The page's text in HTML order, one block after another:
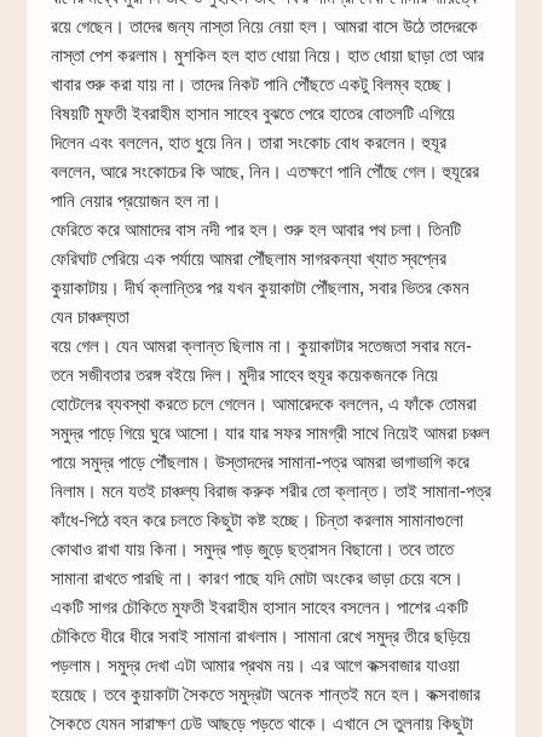
রয়ে গেছেন। তাদের জন্য নাস্তা নিয়ে নেয়া হল। আমরা বাসে উঠে তাদেরকে
নাস্তা পেশ করলাম। মুশকিল হল হাত ধোয়া নিয়ে। হাত ধোয়া ছাড়া তো আর
খাবার শুরু করা যায় না। তাদের নিকট পানি পৌঁছতে একটু বিলম্ব হচ্ছে।
বিষয়টি মুফতী ইবরাহীম হাসান সাহেব বুঝতে পেরে হাতের বোতলটি এগিয়ে
দিলেন এবং বললেন, হাত ধুয়ে নিন। তারা সংকোচ বোধ করলেন। হুযূর
বললেন, আরে সংকোচের কি আছে, নিন। এতক্ষণে পানি পৌঁছে গেল। হুযূরের
পানি নেয়ার প্রয়োজন হল না।
ফেরিতে করে আমাদের বাস নদী পার হল। শুরু হল আবার পথ চলা। তিনটি
ফেরিঘাট পেরিয়ে এক পর্যায়ে আমরা পৌঁছলাম সাগরকন্যা খ্যাত স্বপ্নের
কুয়াকাটায়। দীর্ঘ ক্লান্তির পর যখন কুয়াকাটা পৌঁছলাম, সবার ভিতর কেমন
যেন চাঞ্চল্যতা
বয়ে গেল। যেন আমরা ক্লান্ত ছিলাম না। কুয়াকাটার সতেজতা সবার মনে-
তনে সজীবতার তরঙ্গ বইয়ে দিল। মুদীর সাহেব হুযূর কয়েকজনকে নিয়ে
হোটেলের ব্যবস্থা করতে চলে গেলেন। আমারেদকে বললেন, এ ফাঁকে তোমরা
সমুদ্র পাড়ে গিয়ে ঘুরে আসো। যার যার সফর সামগ্রী সাথে নিয়েই আমরা চঞ্চল
পায়ে সমুদ্র পাড়ে পৌঁছলাম। উস্তাদদের সামানা-পত্র আমরা ভাগাভাগি করে
নিলাম। মনে যতই চাঞ্চল্য বিরাজ করুক শরীর তো ক্লান্ত। তাই সামানা-পত্র
কাঁধে-পিঠে বহন করে চলতে কিছুটা কষ্ট হচ্ছে। চিন্তা করলাম সামানাগুলো
কোথাও রাখা যায় কিনা। সমুদ্র পাড় জুড়ে ছত্রাসন বিছানো। তবে তাতে
সামানা রাখতে পারছি না। কারণ পাছে যদি মোটা অংকের ভাড়া চেয়ে বসে।
একটি সাগর চৌকিতে মুফতী ইবরাহীম হাসান সাহেব বসলেন। পাশের একটি
চৌকিতে ধীরে ধীরে সবাই সামানা রাখলাম। সামানা রেখে সমুদ্র তীরে ছড়িয়ে
পড়লাম। সমুদ্র দেখা এটা আমার প্রথম নয়। এর আগে কক্সবাজার যাওয়া
হয়েছে। তবে কুয়াকাটা সৈকতে সমুদ্রটা অনেক শান্তই মনে হল। কক্সবাজার
সৈকতে যেমন সারাক্ষণ ঢেউ আছড়ে পড়তে থাকে। এখানে সে তুলনায় কিছুটা